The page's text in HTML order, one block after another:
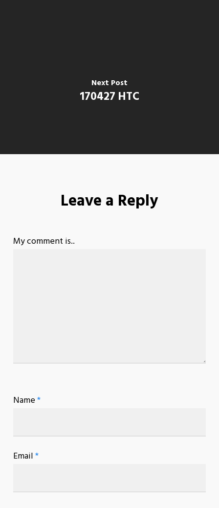
Next Post
170427 HTC
Leave a Reply
My comment is..
Name*
Email*